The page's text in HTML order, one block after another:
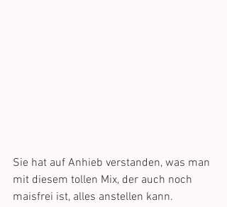
Sie hat auf Anhieb verstanden, was man
mit diesem tollen Mix, der auch noch
maisfrei ist, alles anstellen kann.